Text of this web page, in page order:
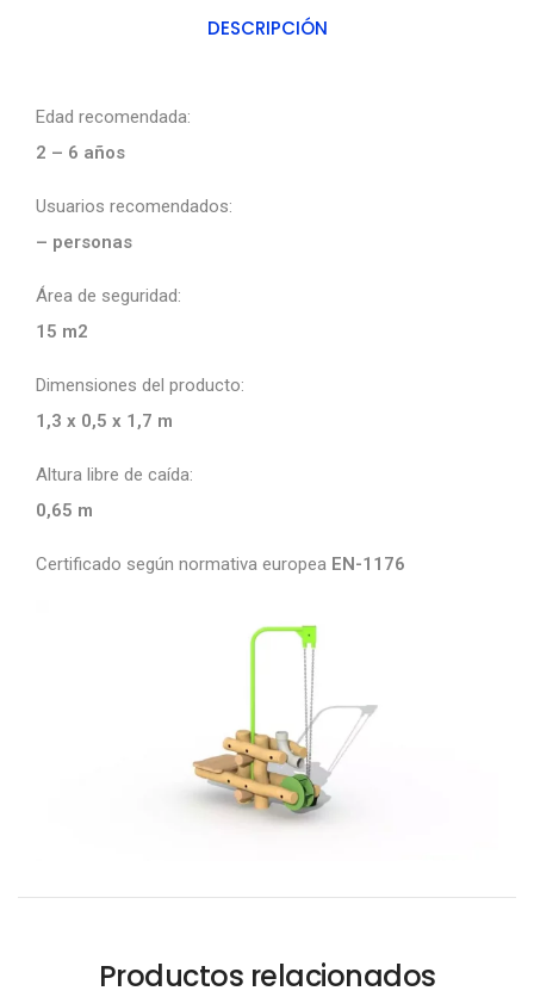
DESCRIPCIÓN
Edad recomendada:
2 – 6 años
Usuarios recomendados:
– personas
Área de seguridad:
15 m2
Dimensiones del producto:
1,3 x 0,5 x 1,7 m
Altura libre de caída:
0,65 m
Certificado según normativa europea EN-1176
Productos relacionados